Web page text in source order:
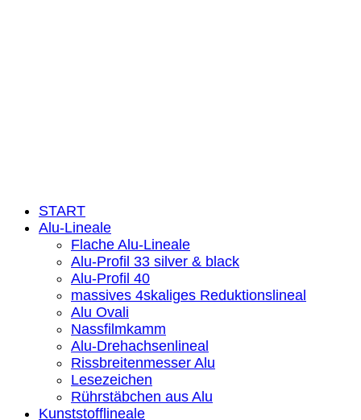
START
Alu-Lineale
Flache Alu-Lineale
Alu-Profil 33 silver & black
Alu-Profil 40
massives 4skaliges Reduktionslineal
Alu Ovali
Nassfilmkamm
Alu-Drehachsenlineal
Rissbreitenmesser Alu
Lesezeichen
Rührstäbchen aus Alu
Kunststofflineale